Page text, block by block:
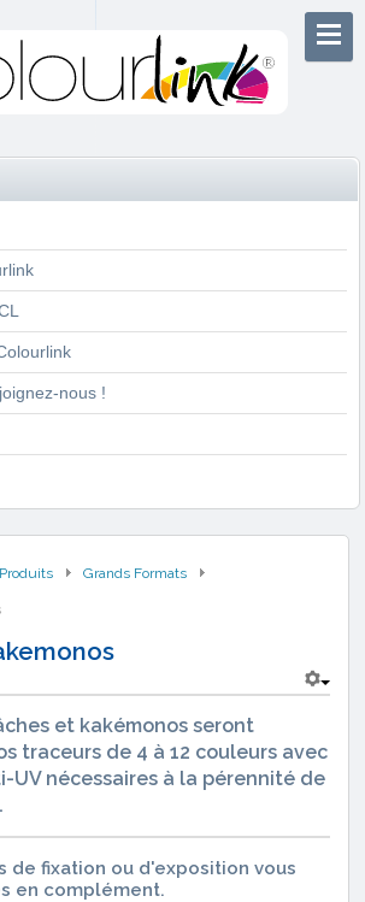
nous !
Grands Formats
et kakémonos seront
traceurs de 4 à 12 couleurs avec
UV nécessaires à la pérennité de
de fixation ou d'exposition vous
en complément.